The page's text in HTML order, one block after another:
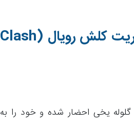
کلش رویال (Clash
یخی احضار شده و خود را به